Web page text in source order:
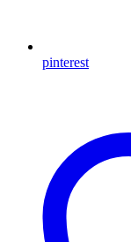
pinterest